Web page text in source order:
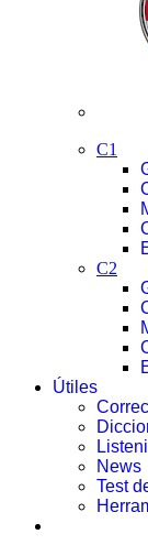
C1
C2
Útiles
News
Test